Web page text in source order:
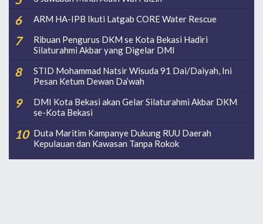
ARM HA-IPB Ikuti Latgab CORE Water Rescue
Ribuan Pengurus DKM se Kota Bekasi Hadiri
Silaturahmi Akbar yang Digelar DMI
STID Mohammad Natsir Wisuda 91 Dai/Daiyah, Ini
Pesan Ketum Dewan Da’wah
DMI Kota Bekasi akan Gelar Silaturahmi Akbar DKM
se-Kota Bekasi
Duta Maritim Kampanye Dukung RUU Daerah
Kepulauan dan Kawasan Tanpa Rokok